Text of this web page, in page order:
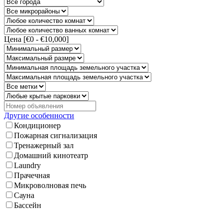
Цена [€0 - €10,000]
Другие особенности
Кондиционер
Пожарная сигнализация
Тренажерный зал
Домашний кинотеатр
Laundry
Прачечная
Микроволновая печь
Сауна
Бассейн